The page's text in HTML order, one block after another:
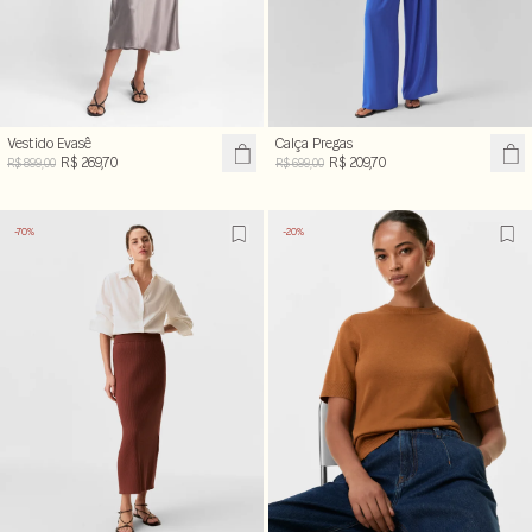
Vestido Evasê
R$ 899,00 R$ 269,70
Calça Pregas
R$ 699,00 R$ 209,70
-70% -20%